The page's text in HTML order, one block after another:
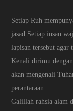
Setiap Ruh
jasad.Setiap insan
lapisan tersebut agar
Kenali dirimu
akan mengenali
perantaraan.
Galillah rahsia alam